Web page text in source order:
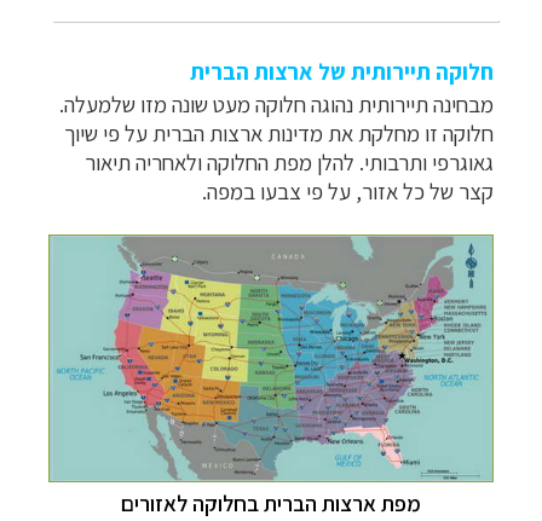
חלוקה תיירותית של ארצות הברית
מבחינה תיירותית נהוגה חלוקה מעט שונה מזו שלמעלה.
חלוקה זו מחלקת את מדינות ארצות הברית על פי שיוך
גאוגרפי ותרבותי. להלן מפת החלוקה ולאחריה תיאור
קצר של כל אזור, על פי צבעו במפה.
מפת ארצות הברית בחלוקה לאזורים